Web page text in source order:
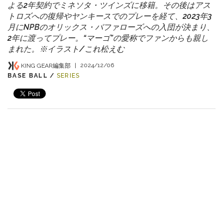
よる2年契約でミネソタ・ツインズに移籍。その後はアス
トロズへの復帰やヤンキースでのプレーを経て、2023年3
月にNPBのオリックス・バファローズへの入団が決まり、
2年に渡ってプレー。“マーゴ”の愛称でファンからも親し
まれた。※イラスト/これ松えむ
KING GEAR編集部 |
2024/12/06
BASE BALL / SERIES